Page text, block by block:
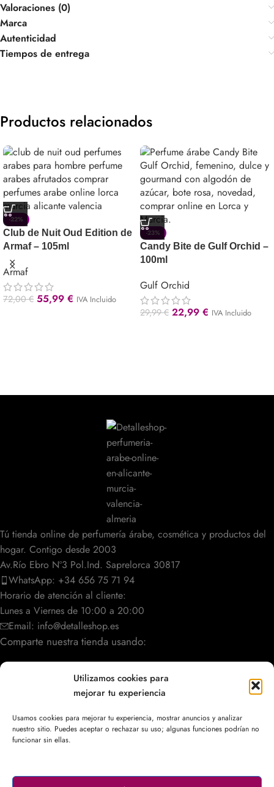
Utilizamos cookies para
mejorar tu experiencia
Usamos cookies para mejorar tu experiencia, mostrar anuncios y analizar
nuestro sitio. Puedes aceptar o rechazar su uso; algunas funciones podrían no
funcionar sin ellas.
Valoraciones (0)
Marca
Autenticidad
Tiempos de entrega
Productos relacionados
-22%
Club de Nuit Oud Edition de
Armaf – 105ml
Armaf
72,00€ 55,99 € IVA Incluido
-23%
Candy Bite de Gulf Orchid –
100ml
Gulf Orchid
29,99€ 22,99 € IVA Incluido
Tú tienda online de perfumería árabe, cosmética y productos del
hogar. Contigo desde 2003
Av.Río Ebro Nº3 Pol.Ind. Saprelorca 30817
WhatsApp: +34 656 75 71 94
Horario de atención al cliente:
Lunes a Viernes de 10:00 a 20:00
Email: info@detalleshop.es
Comparte nuestra tienda usando:
POLÍTICAS / INFORMACIÓN
ACCESO RÁPIDO